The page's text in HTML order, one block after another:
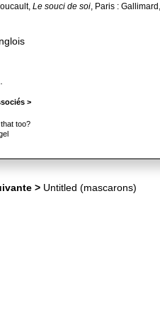
Le souci de soi, Paris : Gallimard,
>
too?
>Untitled (mascarons)